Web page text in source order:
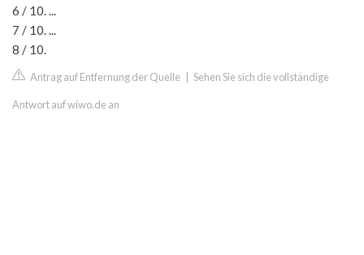
6 / 10. ...
7 / 10. ...
8 / 10.
Antrag auf Entfernung der Quelle Sehen Sie sich die vollständige
Antwort auf wiwo.de an